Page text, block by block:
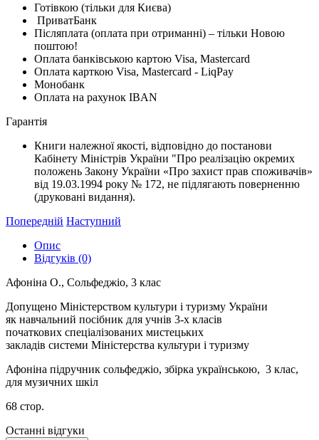
Готівкою (тільки для Києва)
ПриватБанк
Післяплата (оплата при отриманні) – тільки Новою
поштою!
Оплата банківською картою Visa, Mastercard
Оплата карткою Visa, Mastercard - LiqPay
Монобанк
Оплата на рахунок IBAN
Гарантiя
Книги належної якості, відповідно до постанови
Кабінету Міністрів України "Про реалізацію окремих
положень Закону України «Про захист прав споживачів»
від 19.03.1994 року № 172, не підлягають поверненню
(друковані видання).
Попередній Наступний
Опис
Відгуків (0)
Афоніна О., Сольфеджіо, 3 клас
Допущено Міністерством культури і туризму України
як навчальний посібник для учнів 3-х класів
початкових спеціалізованих мистецьких
закладів системи Міністерства культури і туризму
Афоніна підручник сольфеджіо, збірка українською, 3 клас,
для музичних шкіл
68 стор.
Останні відгуки